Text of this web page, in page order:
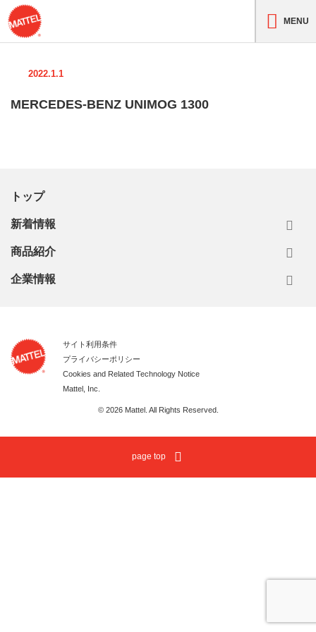
MENU
2022.1.1
MERCEDES-BENZ UNIMOG 1300
トップ
新着情報
商品紹介
企業情報
サイト利用条件
プライバシーポリシー
Cookies and Related Technology Notice
Mattel, Inc.
© 2026 Mattel. All Rights Reserved.
page top